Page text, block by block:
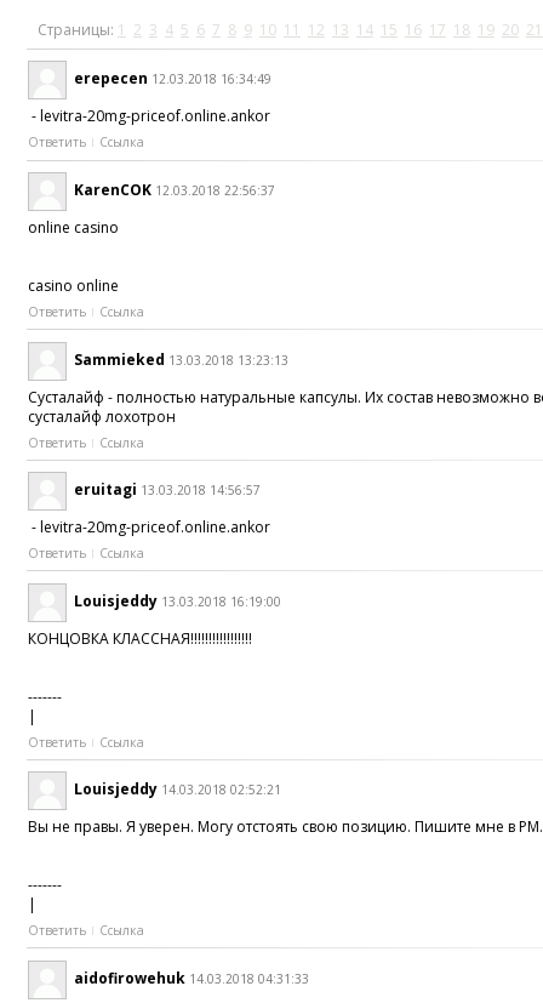
Страницы: 1 2 3 4 5 6 7 8 9 10 11 12 13 14 15 16 17 18 19 20 21
erepecen 12.03.2018 16:34:49
- levitra-20mg-priceof.online.ankor
Ответить Ссылка
KarenCOK 12.03.2018 22:56:37
online casino
casino online
Ответить Ссылка
Sammieked 13.03.2018 13:23:13
Сусталайф - полностью натуральные капсулы. Их состав невозможно
сусталайф лохотрон
Ответить Ссылка
eruitagi 13.03.2018 14:56:57
- levitra-20mg-priceof.online.ankor
Ответить Ссылка
Louisjeddy 13.03.2018 16:19:00
КОНЦОВКА КЛАССНАЯ!!!!!!!!!!!!!!!!!
-------
|
Ответить Ссылка
Louisjeddy 14.03.2018 02:52:21
Вы не правы. Я уверен. Могу отстоять свою позицию. Пишите мне в PM.
-------
|
Ответить Ссылка
aidofirowehuk 14.03.2018 04:31:33